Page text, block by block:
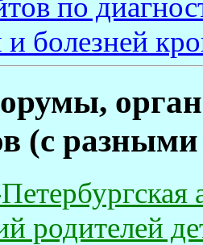
болезней
(с
родителей